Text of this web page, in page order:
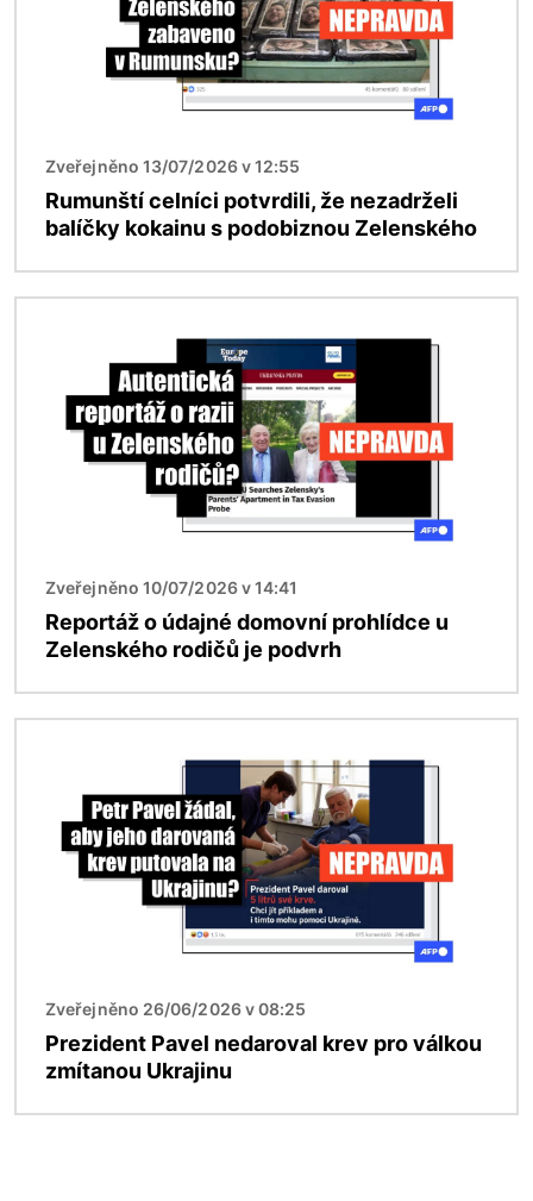
Zveřejněno 13/07/2026 v 12:55
Rumunští celníci potvrdili, že nezadrželi
balíčky kokainu s podobiznou Zelenského
Zveřejněno 10/07/2026 v 14:41
Reportáž o údajné domovní prohlídce u
Zelenského rodičů je podvrh
Zveřejněno 26/06/2026 v 08:25
Prezident Pavel nedaroval krev pro válkou
zmítanou Ukrajinu